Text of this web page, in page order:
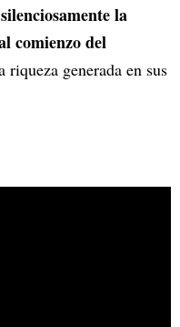
la
comienzo del
riqueza generada en sus